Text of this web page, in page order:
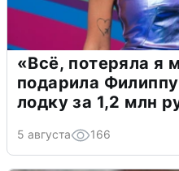
«Всё, потеряла я
подарила
лодку за 1,2 млн
5 августа 166